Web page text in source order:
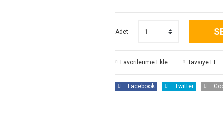
Adet
Tavsiye Et
Facebook Twitter